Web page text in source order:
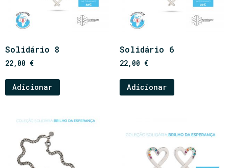
Solidário 8
22,00 €
Adicionar
Solidário 6
22,00 €
Adicionar